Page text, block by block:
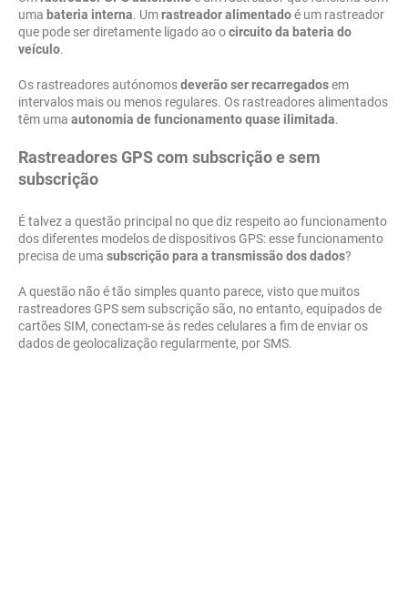
uma bateria interna. Umrastreador alimentadoé um rastreador
que pode ser diretamente ligado ao ocircuito da bateria do
veículo.
Os rastreadores autónomosdeverão ser recarregadosem
intervalos mais ou menos regulares. Os rastreadores alimentados
têm uma autonomia de funcionamento quase ilimitada.
Rastreadores GPS com subscrição e sem
subscrição
É talvez a questão principal no que diz respeito ao funcionamento
dos diferentes modelos de dispositivos GPS: esse funcionamento
precisa de uma subscrição para a transmissão dos dados?
A questão não é tão simples quanto parece, visto que muitos
rastreadores GPS sem subscrição são, no entanto, equipados de
cartões SIM, conectam-se às redes celulares a fim de enviar os
dados de geolocalização regularmente, por SMS.